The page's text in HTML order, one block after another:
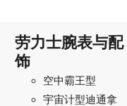
劳力士腕表与配
饰
空中霸王型
宇宙计型迪通拿